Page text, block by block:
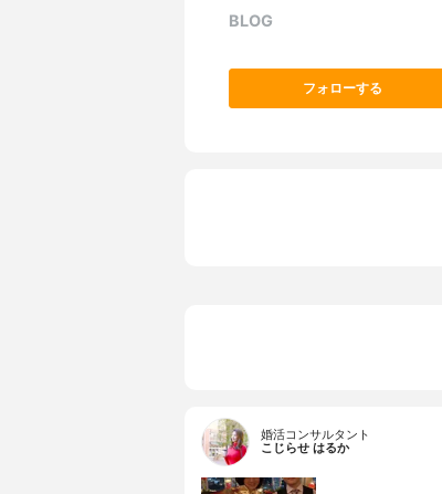
BLOG
フォローする
婚活コンサルタント
こじらせ はるか